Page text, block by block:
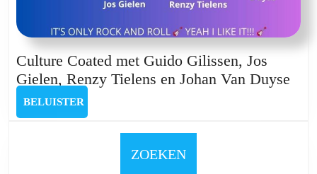
Culture Coated met Guido Gilissen, Jos
Gielen, Renzy Tielens en Johan Van Duyse
BELUISTER
ZOEKEN